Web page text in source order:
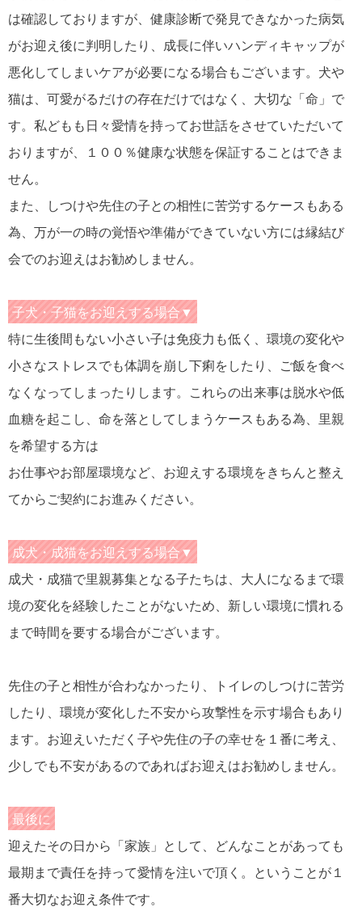
は確認しておりますが、健康診断で発見できなかった病気
がお迎え後に判明したり、成長に伴いハンディキャップが
悪化してしまいケアが必要になる場合もございます。犬や
猫は、可愛がるだけの存在だけではなく、大切な「命」で
す。私どもも日々愛情を持ってお世話をさせていただいて
おりますが、１００％健康な状態を保証することはできま
せん。
また、しつけや先住の子との相性に苦労するケースもある
為、万が一の時の覚悟や準備ができていない方には縁結び
会でのお迎えはお勧めしません。
子犬・子猫をお迎えする場合▼
特に生後間もない小さい子は免疫力も低く、環境の変化や
小さなストレスでも体調を崩し下痢をしたり、ご飯を食べ
なくなってしまったりします。これらの出来事は脱水や低
血糖を起こし、命を落としてしまうケースもある為、里親
を希望する方は
お仕事やお部屋環境など、お迎えする環境をきちんと整え
てからご契約にお進みください。
成犬・成猫をお迎えする場合▼
成犬・成猫で里親募集となる子たちは、大人になるまで環
境の変化を経験したことがないため、新しい環境に慣れる
まで時間を要する場合がございます。
先住の子と相性が合わなかったり、トイレのしつけに苦労
したり、環境が変化した不安から攻撃性を示す場合もあり
ます。お迎えいただく子や先住の子の幸せを１番に考え、
少しでも不安があるのであればお迎えはお勧めしません。
最後に
迎えたその日から「家族」として、どんなことがあっても
最期まで責任を持って愛情を注いで頂く。ということが１
番大切なお迎え条件です。